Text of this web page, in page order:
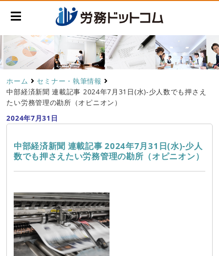
ホーム
セミナー・執筆情報
中部経済新聞 連載記事 2024年7月31日(水)-少人数でも押さえ
たい労務管理の勘所（オピニオン）
2024年7月31日
中部経済新聞 連載記事 2024年7月31日(水)-少人
数でも押さえたい労務管理の勘所（オピニオン）